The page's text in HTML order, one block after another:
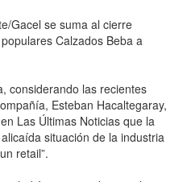
Gacel se suma al cierre
Calzados Beba a
considerando las recientes
Esteban Hacaltegaray,
Las Últimas Noticias que la
situación de la industria
retail”.